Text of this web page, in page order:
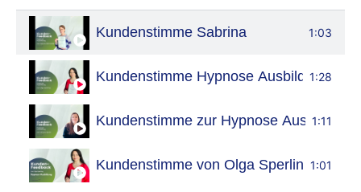
Kundenstimme Sabrina 1:03
Kundenstimme Hypnose Ausbildung
1:28
Kundenstimme zur Hypnose Ausbildung
1:11
Kundenstimme von Olga1:01